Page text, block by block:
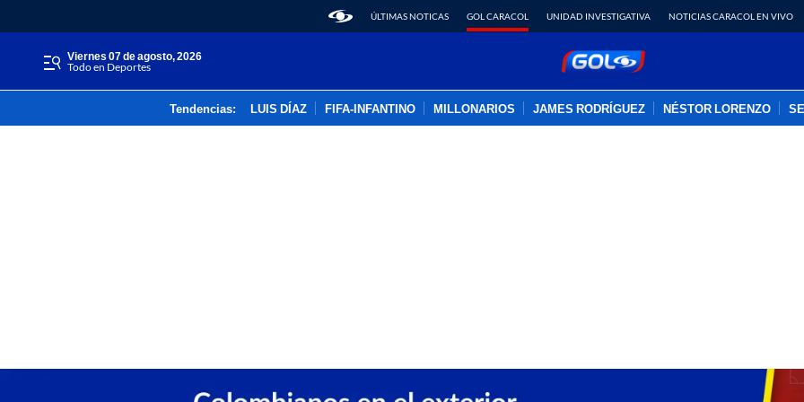
ÚLTIMAS NOTICAS GOL CARACOL UNIDAD INVESTIGATIVA NOTICIAS CARACOL EN VIVO
viernes 07 de agosto, 2026
Todo en Deportes
Tendencias: LUIS DÍAZ FIFA-INFANTINO MILLONARIOS JAMES RODRÍGUEZ NÉSTOR LORENZO